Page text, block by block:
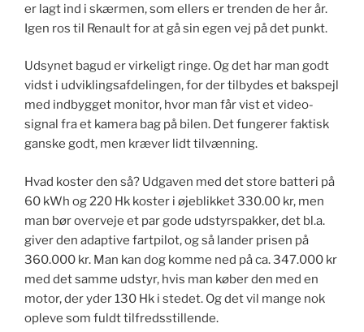
er lagt ind i skærmen, som ellers er trenden de her år.
Igen ros til Renault for at gå sin egen vej på det punkt.
Udsynet bagud er virkeligt ringe. Og det har man godt
vidst i udviklingsafdelingen, for der tilbydes et bakspejl
med indbygget monitor, hvor man får vist et video-
signal fra et kamera bag på bilen. Det fungerer faktisk
ganske godt, men kræver lidt tilvænning.
Hvad koster den så? Udgaven med det store batteri på
60 kWh og 220 Hk koster i øjeblikket 330.00 kr, men
man bør overveje et par gode udstyrspakker, det bl.a.
giver den adaptive fartpilot, og så lander prisen på
360.000 kr. Man kan dog komme ned på ca. 347.000 kr
med det samme udstyr, hvis man køber den med en
motor, der yder 130 Hk i stedet. Og det vil mange nok
opleve som fuldt tilfredsstillende.